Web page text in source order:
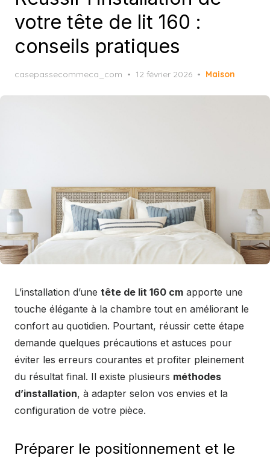
votre tête de lit 160 :
conseils pratiques
casepassecommeca_com
Posted
12 février 2026 Maison
L’installation d’une tête de lit 160 cm apporte une
touche élégante à la chambre tout en améliorant le
confort au quotidien. Pourtant, réussir cette étape
demande quelques précautions et astuces pour
éviter les erreurs courantes et profiter pleinement
du résultat final. Il existe plusieurs méthodes
d’installation, à adapter selon vos envies et la
configuration de votre pièce.
Préparer le positionnement et le